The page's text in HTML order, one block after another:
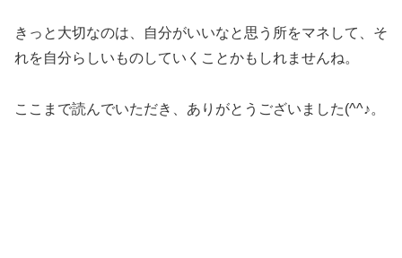
きっと大切なのは、自分がいいなと思う所をマネして、そ
れを自分らしいものしていくことかもしれませんね。
ここまで読んでいただき、ありがとうございました(^^♪。